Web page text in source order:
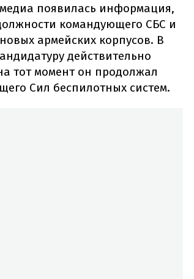
появилась информация,
командующего СБС и
армейских корпусов. В
действительно
тот момент он продолжал
Сил беспилотных систем.